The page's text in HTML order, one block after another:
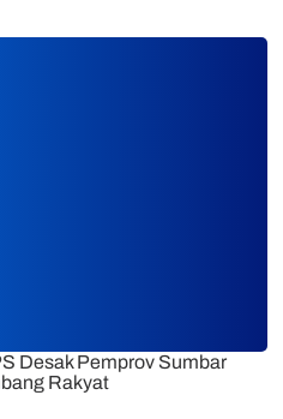
Desak Pemprov Sumbar
Rakyat